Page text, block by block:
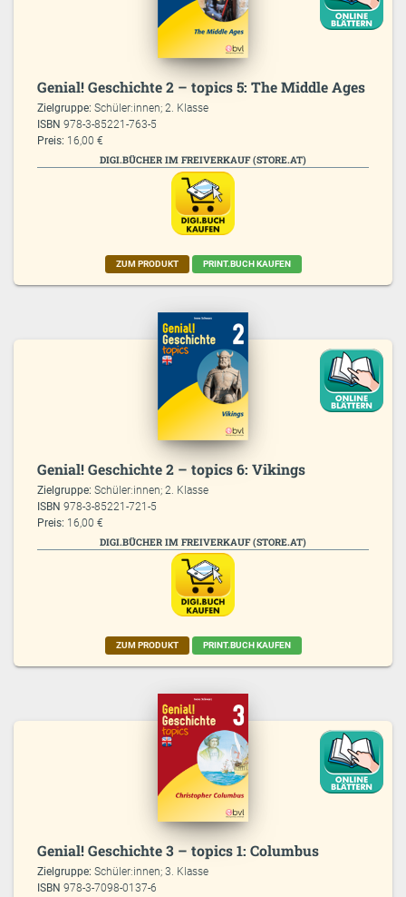
Genial! Geschichte 2 – topics 5: The Middle Ages
Zielgruppe:Schüler:innen; 2. Klasse
ISBN978-3-85221-763-5
Preis: 16,00 €
DIGI.BÜCHER IM FREIVERKAUF (STORE.AT)
ZUM PRODUKT PRINT.BUCH KAUFEN
Genial! Geschichte 2 – topics 6: Vikings
Zielgruppe:Schüler:innen; 2. Klasse
ISBN978-3-85221-721-5
Preis: 16,00 €
DIGI.BÜCHER IM FREIVERKAUF (STORE.AT)
ZUM PRODUKT PRINT.BUCH KAUFEN
Genial! Geschichte 3 – topics 1: Columbus
Zielgruppe:Schüler:innen; 3. Klasse
ISBN978-3-7098-0137-6